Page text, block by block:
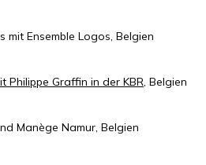
mit Ensemble Logos, Belgien
Philippe Graffin in der KBR, Belgien
Manège Namur, Belgien